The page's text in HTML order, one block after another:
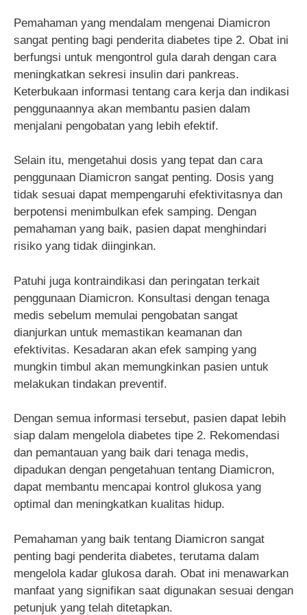
Pemahaman yang mendalam mengenai Diamicron
sangat penting bagi penderita diabetes tipe 2. Obat ini
berfungsi untuk mengontrol gula darah dengan cara
meningkatkan sekresi insulin dari pankreas.
Keterbukaan informasi tentang cara kerja dan indikasi
penggunaannya akan membantu pasien dalam
menjalani pengobatan yang lebih efektif.
Selain itu, mengetahui dosis yang tepat dan cara
penggunaan Diamicron sangat penting. Dosis yang
tidak sesuai dapat mempengaruhi efektivitasnya dan
berpotensi menimbulkan efek samping. Dengan
pemahaman yang baik, pasien dapat menghindari
risiko yang tidak diinginkan.
Patuhi juga kontraindikasi dan peringatan terkait
penggunaan Diamicron. Konsultasi dengan tenaga
medis sebelum memulai pengobatan sangat
dianjurkan untuk memastikan keamanan dan
efektivitas. Kesadaran akan efek samping yang
mungkin timbul akan memungkinkan pasien untuk
melakukan tindakan preventif.
Dengan semua informasi tersebut, pasien dapat lebih
siap dalam mengelola diabetes tipe 2. Rekomendasi
dan pemantauan yang baik dari tenaga medis,
dipadukan dengan pengetahuan tentang Diamicron,
dapat membantu mencapai kontrol glukosa yang
optimal dan meningkatkan kualitas hidup.
Pemahaman yang baik tentang Diamicron sangat
penting bagi penderita diabetes, terutama dalam
mengelola kadar glukosa darah. Obat ini menawarkan
manfaat yang signifikan saat digunakan sesuai dengan
petunjuk yang telah ditetapkan.